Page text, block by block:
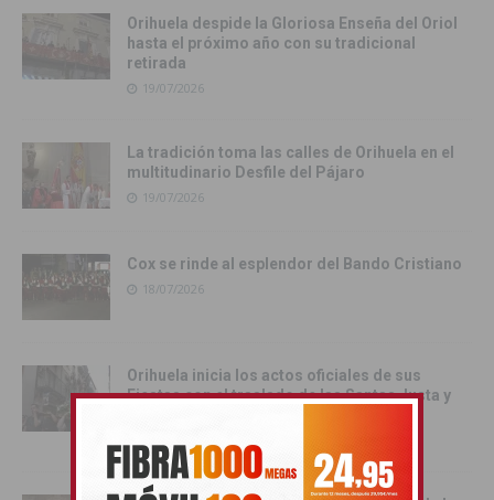
Orihuela despide la Gloriosa Enseña del Oriol
hasta el próximo año con su tradicional
retirada
19/07/2026
La tradición toma las calles de Orihuela en el
multitudinario Desfile del Pájaro
19/07/2026
Cox se rinde al esplendor del Bando Cristiano
18/07/2026
Orihuela inicia los actos oficiales de sus
Fiestas con el traslado de las Santas Justa y